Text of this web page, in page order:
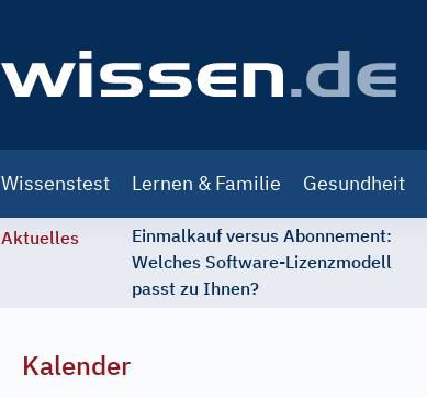
navigation
Wissenstest Lernen & Familie Gesundheit
Aktuelles
Einmalkauf versus Abonnement:
Welches Software-Lizenzmodell
passt zu Ihnen?
Kalender